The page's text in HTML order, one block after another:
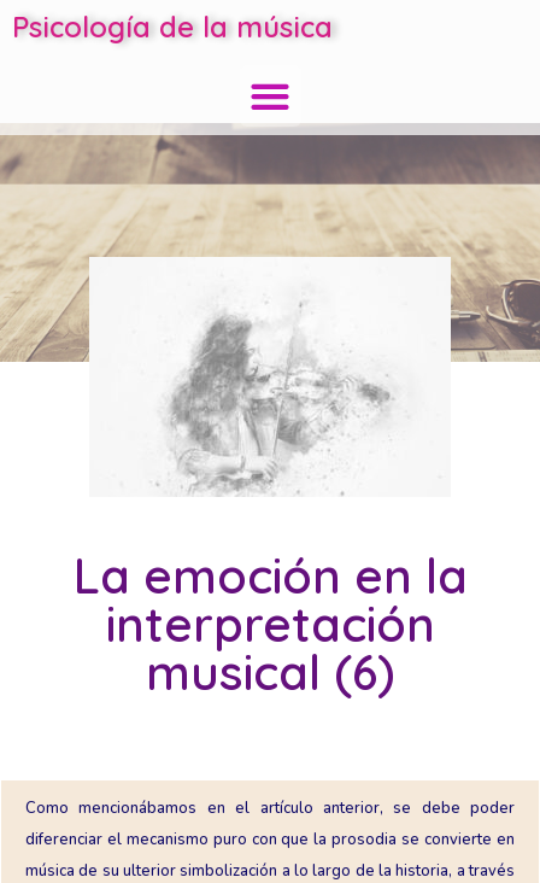
Psicología de la música
La emoción en la
interpretación
musical (6)
Como mencionábamos en el artículo anterior, se debe poder
diferenciar el mecanismo puro con que la prosodia se convierte en
música de su ulterior simbolización a lo largo de la historia, a través